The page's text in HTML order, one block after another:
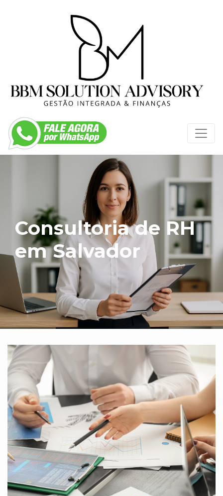
Consultoria de RH
em Salvador